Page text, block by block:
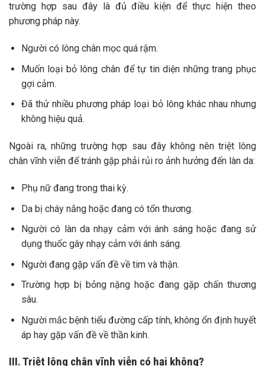
trường hợp sau đây là đủ điều kiện để thực hiện theo
phương pháp này.
Người có lông chân mọc quá rậm.
Muốn loại bỏ lông chân để tự tin diện những trang phục
gợi cảm.
Đã thử nhiều phương pháp loại bỏ lông khác nhau nhưng
không hiệu quả.
Ngoài ra, những trường hợp sau đây không nên triệt lông
chân vĩnh viễn để tránh gặp phải rủi ro ảnh hưởng đến làn da:
Phụ nữ đang trong thai kỳ.
Da bị cháy nắng hoặc đang có tổn thương.
Người có làn da nhạy cảm với ánh sáng hoặc đang sử
dụng thuốc gây nhạy cảm với ánh sáng.
Người đang gặp vấn đề về tim và thận.
Trường hợp bị bỏng nặng hoặc đang gặp chấn thương
sâu.
Người mắc bệnh tiểu đường cấp tính, không ổn định huyết
áp hay gặp vấn đề về thần kinh.
III. Triệt lông chân vĩnh viễn có hại không?